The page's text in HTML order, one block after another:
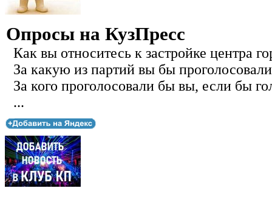
Опросы на КузПресс
Как вы относитесь к застройке центра
За какую из партий вы бы
За кого проголосовали бы вы, если бы
...